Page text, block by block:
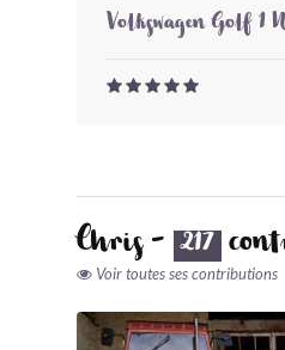
Volkswagen Golf 1
Chris - 217
Voir toutes ses contributions